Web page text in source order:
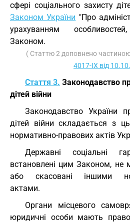
сфері соціального захисту
Законом України "Про
урахуванням
Законом.
( Статтю 2 доповнено частиною
4017-IX від
Стаття 3. Законодавство
дітей війни
Законодавство України
дітей війни складається з
нормативно-правових актів
Державні соціальні
встановлені цим Законом, не
або скасовані іншими
актами.
Органи місцевого
юридичні особи мають